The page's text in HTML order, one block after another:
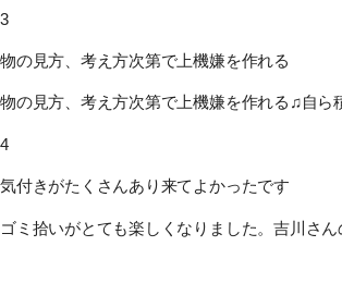
3
物の見方、考え方次第で上機嫌を作れる
物の見方、考え方次第で上機嫌を作れる♫自ら
4
気付きがたくさんあり来てよかったです
ゴミ拾いがとても楽しくなりました。吉川さ